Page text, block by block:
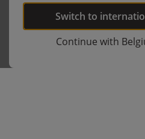
Switch to
Continue with